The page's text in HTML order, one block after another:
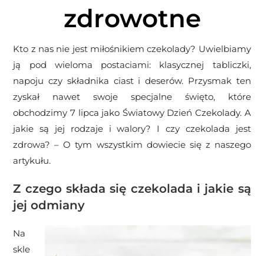
zdrowotne
Kto z nas nie jest miłośnikiem czekolady? Uwielbiamy
ją pod wieloma postaciami: klasycznej tabliczki,
napoju czy składnika ciast i deserów. Przysmak ten
zyskał nawet swoje specjalne święto, które
obchodzimy 7 lipca jako Światowy Dzień Czekolady. A
jakie są jej rodzaje i walory? I czy czekolada jest
zdrowa? – O tym wszystkim dowiecie się z naszego
artykułu.
Z czego składa się czekolada i jakie są
jej odmiany
Na
skle